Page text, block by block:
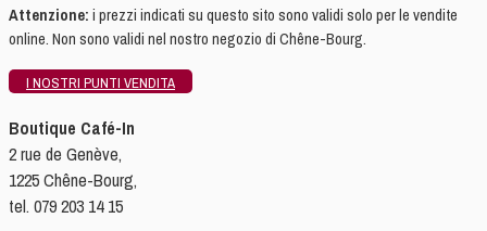
Attenzione: i prezzi indicati su questo sito sono validi solo per le vendite
online. Non sono validi nel nostro negozio di Chêne-Bourg.
I NOSTRI PUNTI VENDITA
Boutique Café-In
2 rue de Genève,
1225 Chêne-Bourg,
tel. 079 203 14 15